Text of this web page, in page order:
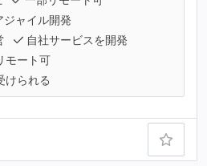
ジャイル開発
自社サービスを開発
モート可
けられる